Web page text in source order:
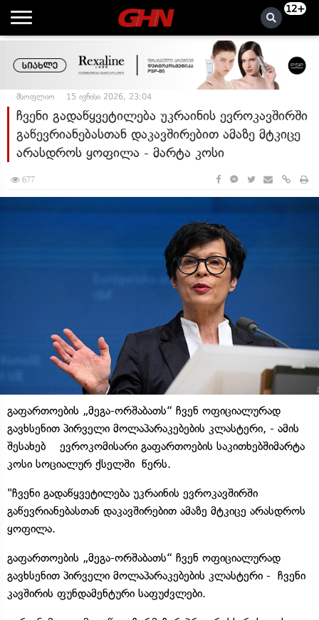
12+
მსოფლიო 15 ივნისი 2026, 23:04
ჩვენი გადაწყვეტილება უკრაინის ევროკავშირში
გაწევრიანებასთან დაკავშირებით ამაზე მტკიცე
არასდროს ყოფილა - მარტა კოსი
677
გაფართოების „მეგა-ორშაბათს“ ჩვენ ოფიციალურად
გავხსენით პირველი მოლაპარაკებების კლასტერი, - ამის
შესახებ ევროკომისარი გაფართოების საკითხებშიმარტა
კოსი სოციალურ ქსელში წერს.
"ჩვენი გადაწყვეტილება უკრაინის ევროკავშირში
გაწევრიანებასთან დაკავშირებით ამაზე მტკიცე არასდროს
ყოფილა.
გაფართოების „მეგა-ორშაბათს“ ჩვენ ოფიციალურად
გავხსენით პირველი მოლაპარაკებების კლასტერი - ჩვენი
კავშირის ფუნდამენტური საფუძვლები.